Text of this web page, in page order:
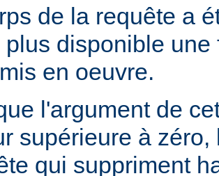
de la requête a
plus disponible
en oeuvre.
l'argument de
supérieure à
qui suppriment